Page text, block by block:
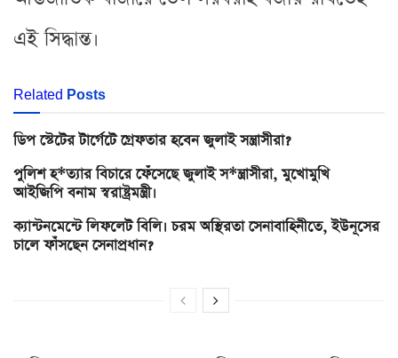
এই সিদ্ধান্ত।
Related Posts
ডিপ স্টেটের টার্গেটে গ্রেফতার হবেন জুলাই সন্ত্রাসীরা?
পুলিশ হ*ত্যার বিচারে ফেঁসেছে জুলাই স*ন্ত্রাসীরা, মুখোমুখি
আইজিপি বনাম স্বরাষ্ট্রমন্ত্রী।
ক্যান্টনমেন্টে লিফলেট বিলি। চরম অস্থিরতা সেনাবাহিনীতে, ইউনূসের
চালে ফাঁসছেন সেনাপ্রধান?